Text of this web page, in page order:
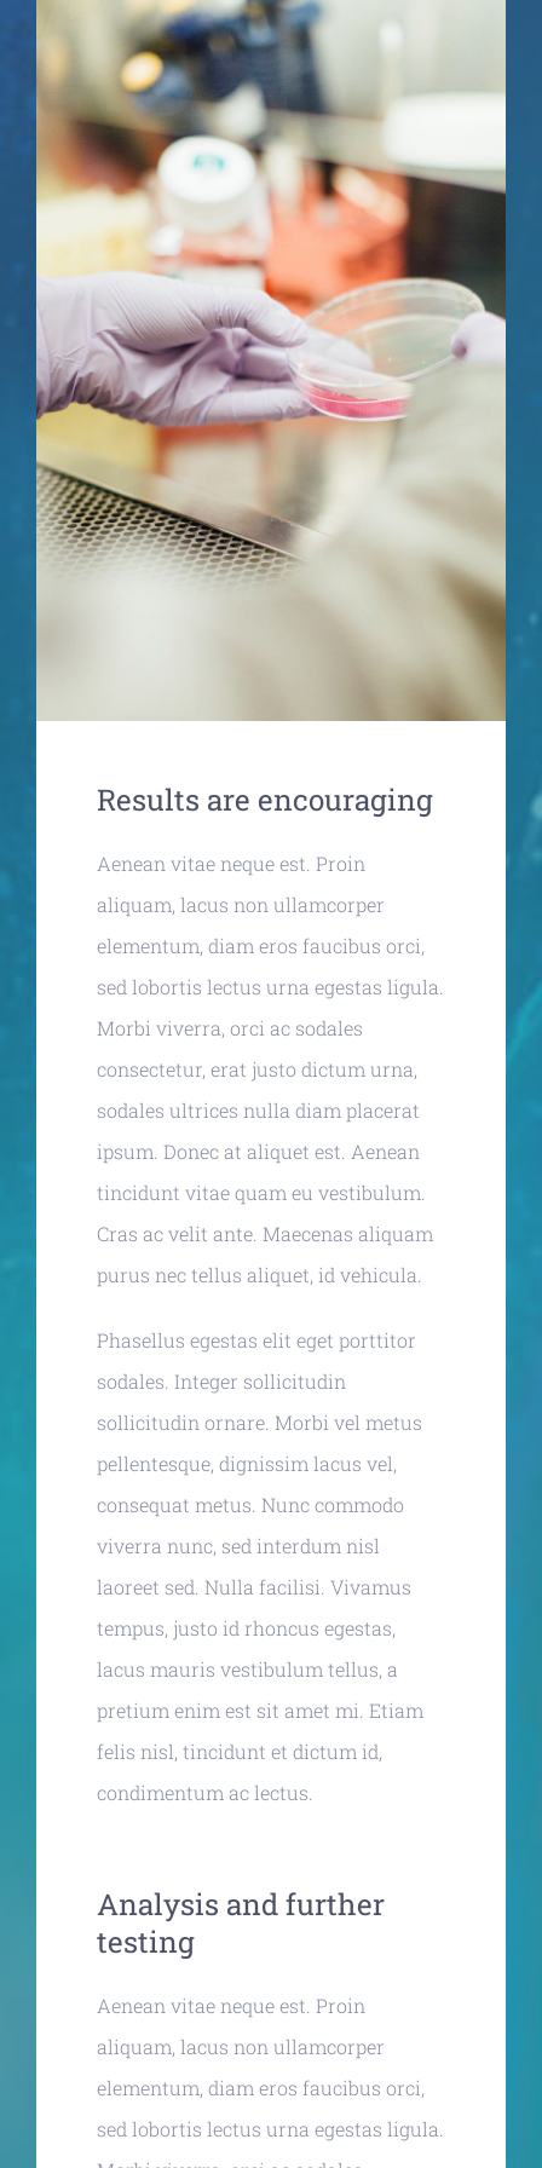
Contact
Results are encouraging
Aenean vitae neque est. Proin
aliquam, lacus non ullamcorper
elementum, diam eros faucibus orci,
sed lobortis lectus urna egestas ligula.
Morbi viverra, orci ac sodales
consectetur, erat justo dictum urna,
sodales ultrices nulla diam placerat
ipsum. Donec at aliquet est. Aenean
tincidunt vitae quam eu vestibulum.
Cras ac velit ante. Maecenas aliquam
purus nec tellus aliquet, id vehicula.
Phasellus egestas elit eget porttitor
sodales. Integer sollicitudin
sollicitudin ornare. Morbi vel metus
pellentesque, dignissim lacus vel,
consequat metus. Nunc commodo
viverra nunc, sed interdum nisl
laoreet sed. Nulla facilisi. Vivamus
tempus, justo id rhoncus egestas,
lacus mauris vestibulum tellus, a
pretium enim est sit amet mi. Etiam
felis nisl, tincidunt et dictum id,
condimentum ac lectus.
Analysis and further
testing
Aenean vitae neque est. Proin
aliquam, lacus non ullamcorper
elementum, diam eros faucibus orci,
sed lobortis lectus urna egestas ligula.